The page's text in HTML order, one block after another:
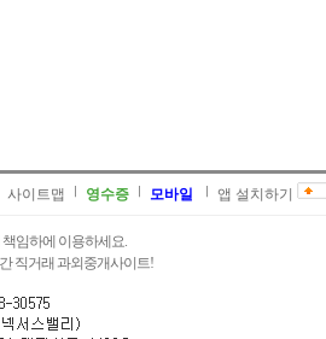
사이트맵 영수증 모바일 앱 설치하기
임하에 이용하세요.
직거래 과외중개사이트!